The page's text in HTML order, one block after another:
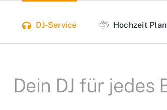
DJ-Service Hochzeit
Dein DJ für jedes